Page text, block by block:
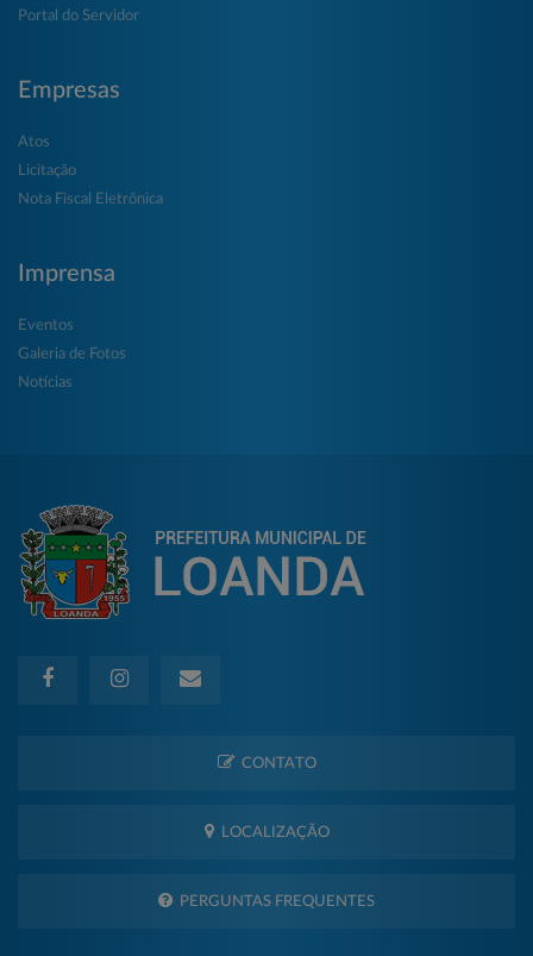
Portal do Servidor
Empresas
Atos
Licitação
Nota Fiscal Eletrônica
Imprensa
Eventos
Galeria de Fotos
Notícias
CONTATO
LOCALIZAÇÃO
PERGUNTAS FREQUENTES